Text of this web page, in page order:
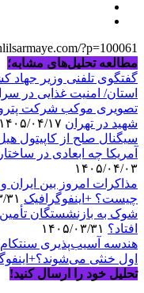
?p=100061
مطالعه تحلیل‌های مشابه؛
استان/ امنیت غذایی در
تصویری موکب شرکت
شهید در تهران
سیگنال صلح از کاپیتول
آمریکا چه ابعادی در
۱۴۰۵/۰۴/۰۳
مذاکرات امروز بین ایران
چیست؟ +اینفوگرافیک
شوک به بازنشستگان
افتاد؟
هندسه آسیب‌پذیری
اول خنثی
تحلیل خود را ارسال کنید!